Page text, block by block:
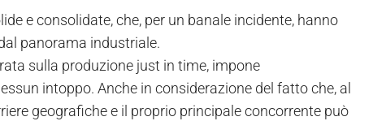
e consolidate, che, per un banale incidente, hanno
panorama industriale.
sulla produzione just in time, impone
intoppo. Anche in considerazione del fatto che, al
geografiche e il proprio principale concorrente può